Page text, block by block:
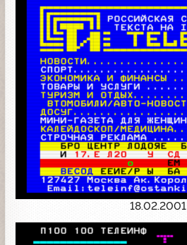
18.02.2001